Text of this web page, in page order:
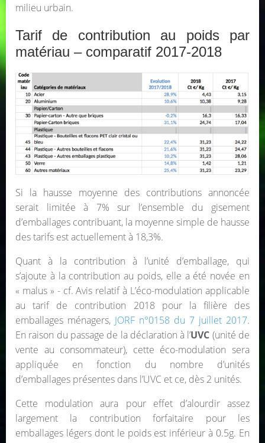
milieu urbain.
Tarif de contribution au poids par
matériau – comparatif 2017-2018
Si la hausse moyenne des contributions annoncée
serait limitée à 7% sur l’ensemble du gisement
d’emballages contribuant, la moyenne simple de hausse
des tarifs est actuellement à 18,3%.
Quant à la contribution à l’unité d’emballage, qui
s’ajoute à la contribution au poids, elle a été novée en
« malus » - cf. Avis relatif à L’éco-modulation applicable
au tarif de contribution 2018 pour la filière des
emballages ménagers, JORF n°0158 du 7 juillet 2017.
En raison du passage de la déclaration à l’UVC (unité de
vente au consommateur), cette éco-modulation sera
appliquée en fonction du nombre d’unités
d’emballages présentes dans l’UVC et ce, dès 2 unités.
Cette modulation aura pour effet d’alourdir assez
largement la contribution forfaitaire pour les
emballages légers dont le poids est inférieur à 0.5g. En